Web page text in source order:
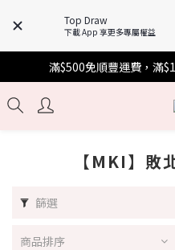
Top Draw
下載 App 享更多專屬權益
滿$500免順豐運費，滿
【MKI】敗
篩選
商品排序